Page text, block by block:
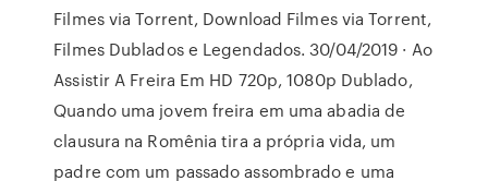
Filmes via Torrent, Download Filmes via Torrent,
Filmes Dublados e Legendados. 30/04/2019 · Ao
Assistir A Freira Em HD 720p, 1080p Dublado,
Quando uma jovem freira em uma abadia de
clausura na Romênia tira a própria vida, um
padre com um passado assombrado e uma